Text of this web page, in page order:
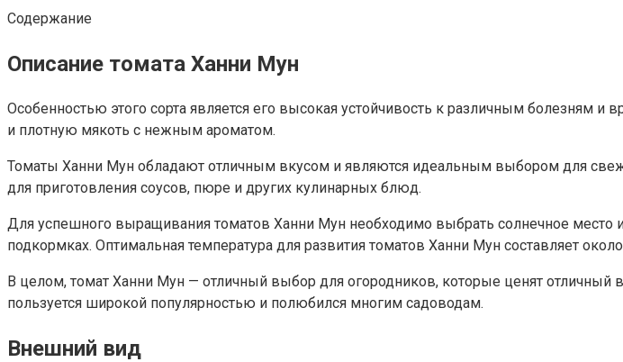
Содержание
Описание томата Ханни Мун
Особенностью этого сорта является его высокая устойчивость к различным
и плотную мякоть с нежным ароматом.
Томаты Ханни Мун обладают отличным вкусом и являются идеальным выбором для
для приготовления соусов, пюре и других кулинарных блюд.
Для успешного выращивания томатов Ханни Мун необходимо выбрать солнечное место
подкормках. Оптимальная температура для развития томатов Ханни Мун составляет
В целом, томат Ханни Мун — отличный выбор для огородников, которые ценят отличный
пользуется широкой популярностью и полюбился многим садоводам.
Внешний вид